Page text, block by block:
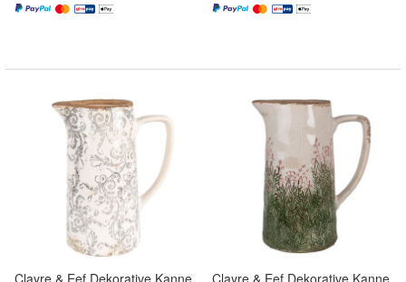
Clayre & Eef Dekorative Kanne
Clayre & Eef Dekorative Kanne